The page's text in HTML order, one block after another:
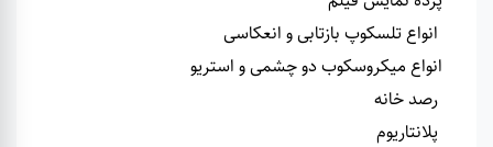
انواع تلسکوپ بازتابی و انعکاسی
انواع میکروسکوب دو چشمی و استریو
رصد خانه
پلانتاریوم